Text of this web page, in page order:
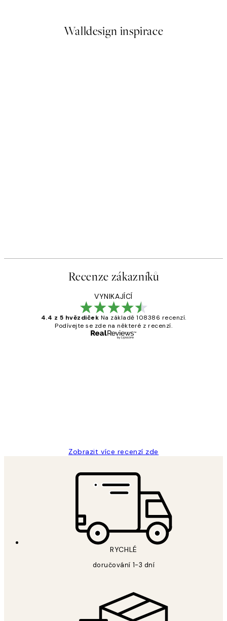
Walldesign inspirace
Recenze zákazníků
VYNIKAJÍCÍ
4.4 z 5 hvězdiček Na základě 108386 recenzí.
Podívejte se zde na některé z recenzí.
Zobrazit více recenzí zde
RYCHLÉ
doručování 1-3 dní